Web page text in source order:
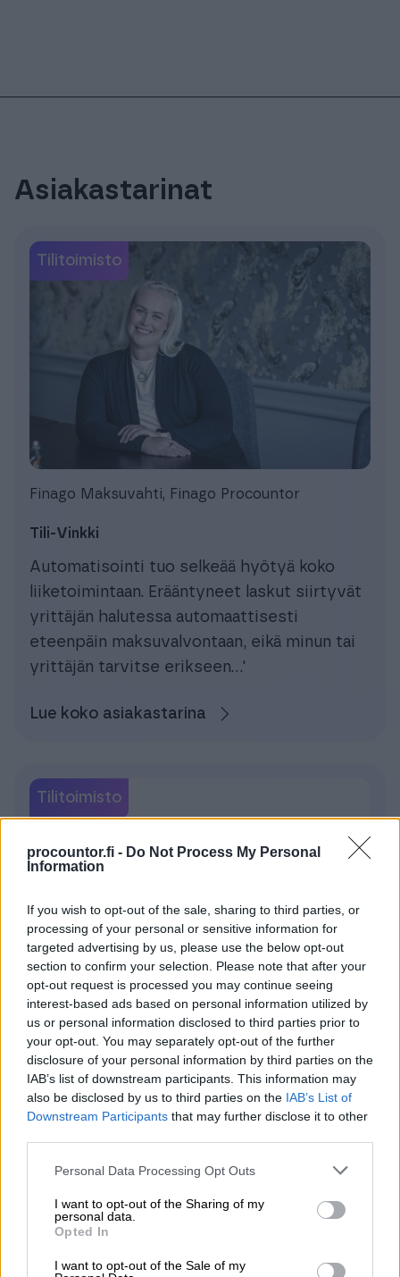
procountor.fi - Do Not Process My Personal
Information
If you wish to opt-out of the sale, sharing to third parties, or
processing of your personal or sensitive information for
targeted advertising by us, please use the below opt-out
section to confirm your selection. Please note that after your
opt-out request is processed you may continue seeing
interest-based ads based on personal information utilized by
us or personal information disclosed to third parties prior to
your opt-out. You may separately opt-out of the further
disclosure of your personal information by third parties on the
IAB’s list of downstream participants. This information may
also be disclosed by us to third parties on the IAB’s List of
Downstream Participants that may further disclose it to other
Please note that this website/app uses one or more Google
not limited to your visit or usage behaviour. You may click to
grant or deny consent to Google and its third-party tags to
use your data for below specified purposes in below Google
consent section.
Personal Data Processing Opt Outs
I want to opt-out of the Sharing of my
personal data.
Opted In
I want to opt-out of the Sale of my
Asiakastarinat
Tilitoimisto
Finago Maksuvahti, Finago Procountor
Tili-Vinkki
Automatisointi tuo selkeää hyötyä koko
liiketoimintaan. Erääntyneet laskut siirtyvät
yrittäjän halutessa automaattisesti
eteenpäin maksuvalvontaan, eikä minun tai
yrittäjän tarvitse erikseen...'
Lue koko asiakastarina
Tilitoimisto
Finago Procountor
Kuopion Ykköstilit
Tahtotilamme on tarjota asiakkaille
nykyaikaiset, toimivat työkalut. Finago
Procountor kuuluu selvästi siihen
Lue koko asiakastarina
Tilitoimisto